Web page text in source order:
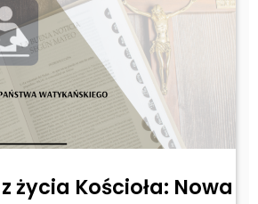
życia Kościoła: Nowa